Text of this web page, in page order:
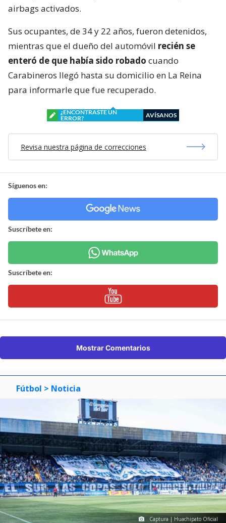
airbags activados.
Sus ocupantes, de 34 y 22 años, fueron detenidos,
mientras que el dueño del automóvil recién se
enteró de que había sido robado cuando
Carabineros llegó hasta su domicilio en La Reina
para informarle que fue recuperado.
¿ENCONTRASTE UN
ERROR?
AVÍSANOS
Revisa nuestra página de correcciones
Síguenos en:
Suscríbete en:
Suscríbete en:
Mostrar Comentarios
Fútbol > Noticia
Captura | Huachipato Oficial